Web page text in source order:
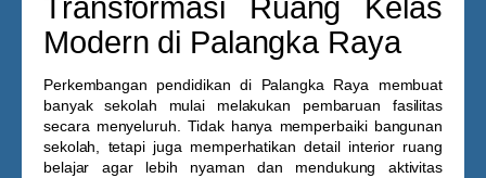
Transformasi Ruang Kelas
Modern di Palangka Raya
Perkembangan pendidikan di Palangka Raya membuat
banyak sekolah mulai melakukan pembaruan fasilitas
secara menyeluruh. Tidak hanya memperbaiki bangunan
sekolah, tetapi juga memperhatikan detail interior ruang
belajar agar lebih nyaman dan mendukung aktivitas